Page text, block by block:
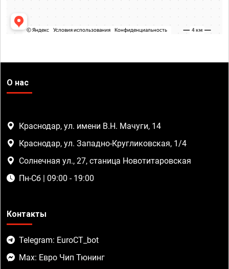
О нас
Краснодар, ул. имени В.Н. Мачуги, 14
Краснодар, ул. Западно-Кругликовская, 1/4
Солнечная ул., 27, станица Новотитаровская
Пн-Сб | 09:00 - 19:00
Контакты
Telegram: EuroCT_bot
Max: Евро Чип Тюнинг